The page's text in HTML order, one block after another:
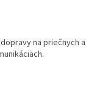
na priečnych a